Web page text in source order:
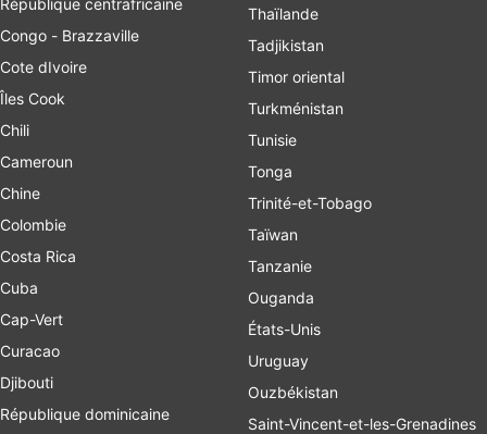
République centrafricaine
Congo - Brazzaville
Cote dIvoire
Îles Cook
Chili
Cameroun
Chine
Colombie
Costa Rica
Cuba
Cap-Vert
Curacao
Djibouti
République dominicaine
Thaïlande
Tadjikistan
Timor oriental
Turkménistan
Tunisie
Tonga
Trinité-et-Tobago
Taïwan
Tanzanie
Ouganda
États-Unis
Uruguay
Ouzbékistan
Saint-Vincent-et-les-Grenadines